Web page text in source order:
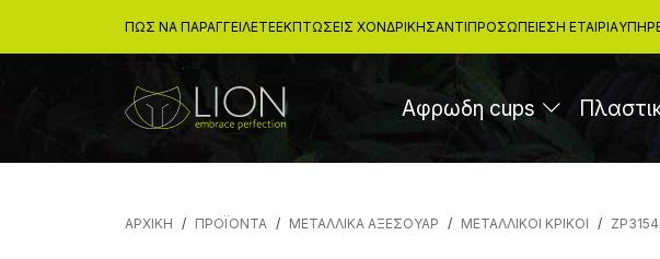
ΠΩΣ ΝΑ ΠΑΡΑΓΓΕΙΛΕΤΕΕΚΠΤΏΣΕΙΣ ΧΟΝΔΡΙΚΉΣΑΝΤΙΠΡΟΣΩΠΕΊΕΣΗ ΕΤΑΙΡΙΑ
Αφρωδη cups
ΑΡΧΙΚΉ ΠΡΟΪΟΝΤΑ ΜΕΤΑΛΛΙΚΑ ΑΞΕΣΟΥΑΡ ΜΕΤΑΛΛΙΚΟΙ ΚΡΙΚΟΙ